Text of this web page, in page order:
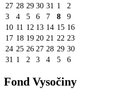
27 28 29 30 31 1
2
3
4 5 6 7 8
9
10 11 12 13 14 15 16
17 18 19 20 21 22 23
24 25 26 27 28 29 30
31 1 2 3 4 5 6
Fond Vysočiny